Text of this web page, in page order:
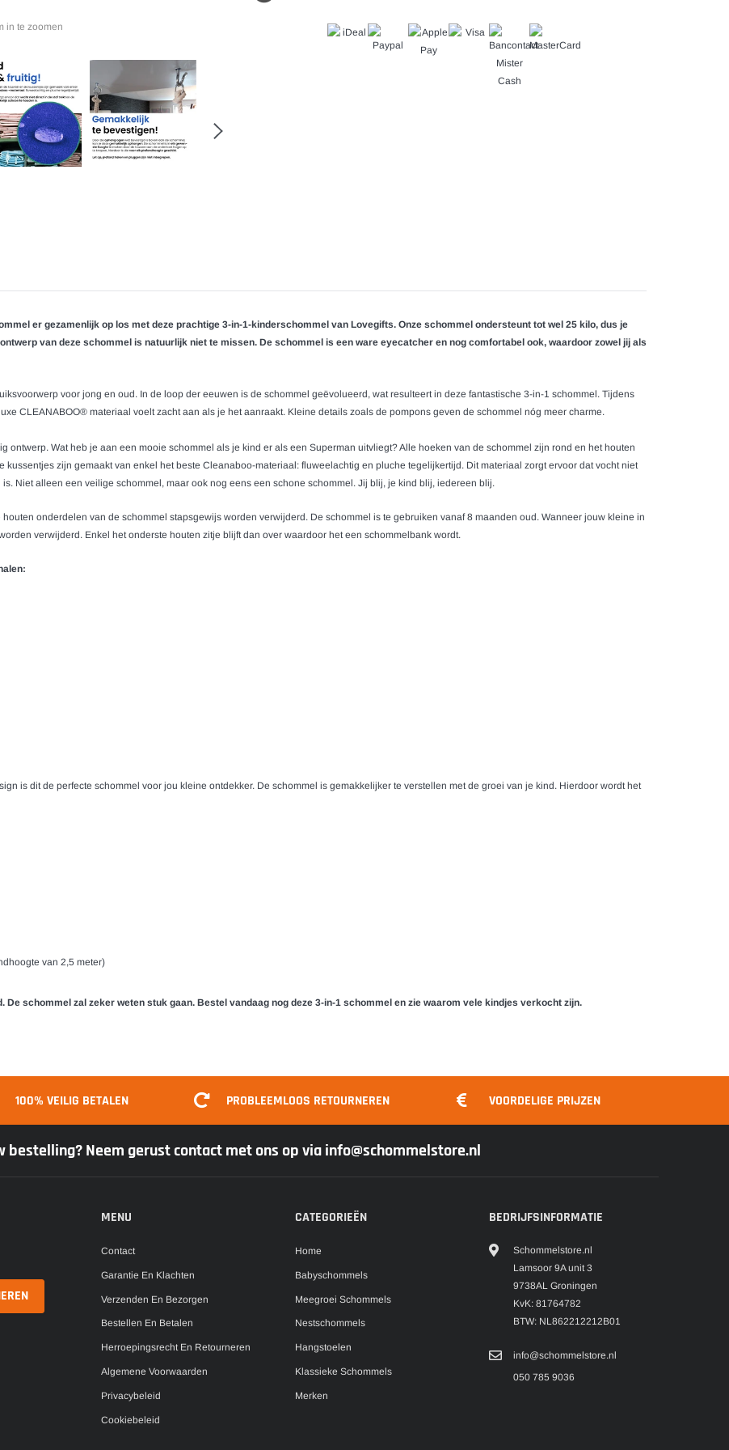
in te zoomen
er gezamenlijk op los met deze prachtige 3-in-1-kinderschommel van Lovegifts. Onze schommel ondersteunt tot wel 25 kilo, dus je
van deze schommel is natuurlijk niet te missen. De schommel is een ware eyecatcher en nog comfortabel ook, waardoor zowel jij als
voor jong en oud. In de loop der eeuwen is de schommel geëvolueerd, wat resulteert in deze fantastische 3-in-1 schommel. Tijdens
CLEANABOO® materiaal voelt zacht aan als je het aanraakt. Kleine details zoals de pompons geven de schommel nóg meer charme.
ontwerp. Wat heb je aan een mooie schommel als je kind er als een Superman uitvliegt? Alle hoeken van de schommel zijn rond en het houten
zijn gemaakt van enkel het beste Cleanaboo-materiaal: fluweelachtig en pluche tegelijkertijd. Dit materiaal zorgt ervoor dat vocht niet
Niet alleen een veilige schommel, maar ook nog eens een schone schommel. Jij blij, je kind blij, iedereen blij.
onderdelen van de schommel stapsgewijs worden verwijderd. De schommel is te gebruiken vanaf 8 maanden oud. Wanneer jouw kleine in
verwijderd. Enkel het onderste houten zitje blijft dan over waardoor het een schommelbank wordt.
is dit de perfecte schommel voor jou kleine ontdekker. De schommel is gemakkelijker te verstellen met de groei van je kind. Hierdoor wordt het
van 2,5 meter)
schommel zal zeker weten stuk gaan. Bestel vandaag nog deze 3-in-1 schommel en zie waarom vele kindjes verkocht zijn.
100% VEILIG BETALEN PROBLEEMLOOS RETOURNEREN VOORDELIGE PRIJZEN
bestelling? Neem gerust contact met ons op via info@schommelstore.nl
MENU
Contact
Garantie En Klachten
Verzenden En Bezorgen
Bestellen En Betalen
Herroepingsrecht En Retourneren
Algemene Voorwaarden
Privacybeleid
Cookiebeleid
CATEGORIEËN
Home
Babyschommels
Meegroei Schommels
Nestschommels
Hangstoelen
Klassieke Schommels
Merken
BEDRIJFSINFORMATIE
Schommelstore.nl
Lamsoor 9A unit 3
9738AL Groningen
KvK: 81764782
BTW: NL862212212B01
info@schommelstore.nl
050 785 9036